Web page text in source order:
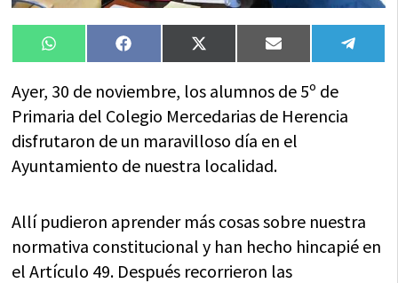
Compartir
en
WhatsAppCompartir
en
FacebookCompartir
en
X
(Twitter)
Compartir
en
Email
en
Ayer, 30 de noviembre, los alumnos de 5º de
Primaria del Colegio Mercedarias de Herencia
disfrutaron de un maravilloso día en el
Ayuntamiento de nuestra localidad.
Allí pudieron aprender más cosas sobre nuestra
normativa constitucional y han hecho hincapié en
el Artículo 49. Después recorrieron las